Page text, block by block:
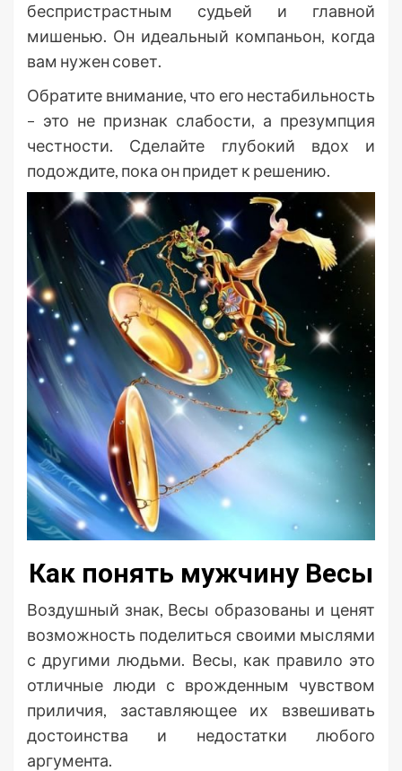
беспристрастным судьей и главной
мишенью. Он идеальный компаньон, когда
вам нужен совет.
Обратите внимание, что его нестабильность
– это не признак слабости, а презумпция
честности. Сделайте глубокий вдох и
подождите, пока он придет к решению.
Как понять мужчину Весы
Воздушный знак, Весы образованы и ценят
возможность поделиться своими мыслями
с другими людьми. Весы, как правило это
отличные люди с врожденным чувством
приличия, заставляющее их взвешивать
достоинства и недостатки любого
аргумента.